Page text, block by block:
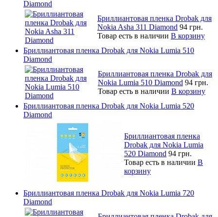
Diamond
Бриллиантовая пленка Drobak для
Nokia Asha 311 Diamond 94 грн.
Товар есть в наличии В корзину
Бриллиантовая пленка Drobak для Nokia Lumia 510
Diamond
Бриллиантовая пленка Drobak для
Nokia Lumia 510 Diamond 94 грн.
Товар есть в наличии В корзину
Бриллиантовая пленка Drobak для Nokia Lumia 520
Diamond
Бриллиантовая пленка
Drobak для Nokia Lumia
520 Diamond 94 грн.
Товар есть в наличии В
корзину
Бриллиантовая пленка Drobak для Nokia Lumia 720
Diamond